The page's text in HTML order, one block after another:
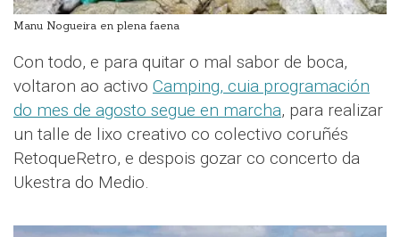
Manu Nogueira en plena faena
Con todo, e para quitar o mal sabor de boca,
voltaron ao activo Camping, cuia programación
do mes de agosto segue en marcha, para realizar
un talle de lixo creativo co colectivo coruñés
RetoqueRetro, e despois gozar co concerto da
Ukestra do Medio.